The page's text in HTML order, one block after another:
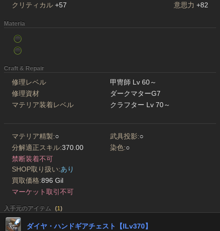
クリティカル +57 意思力 +82
Materia
Craft & Repair
修理レベル
甲冑師 Lv 60～
修理資材
ダークマターG7
マテリア装着レベル
クラフター Lv 70～
マテリア精製:○ 武具投影:○
分解適正スキル:370.00 染色:○
禁断装着不可
SHOP取り扱い:あり
買取価格:896 Gil
マーケット取引不可
入手元のアイテム (1)
ダイヤ・ハンドギアチェスト【ILv370】